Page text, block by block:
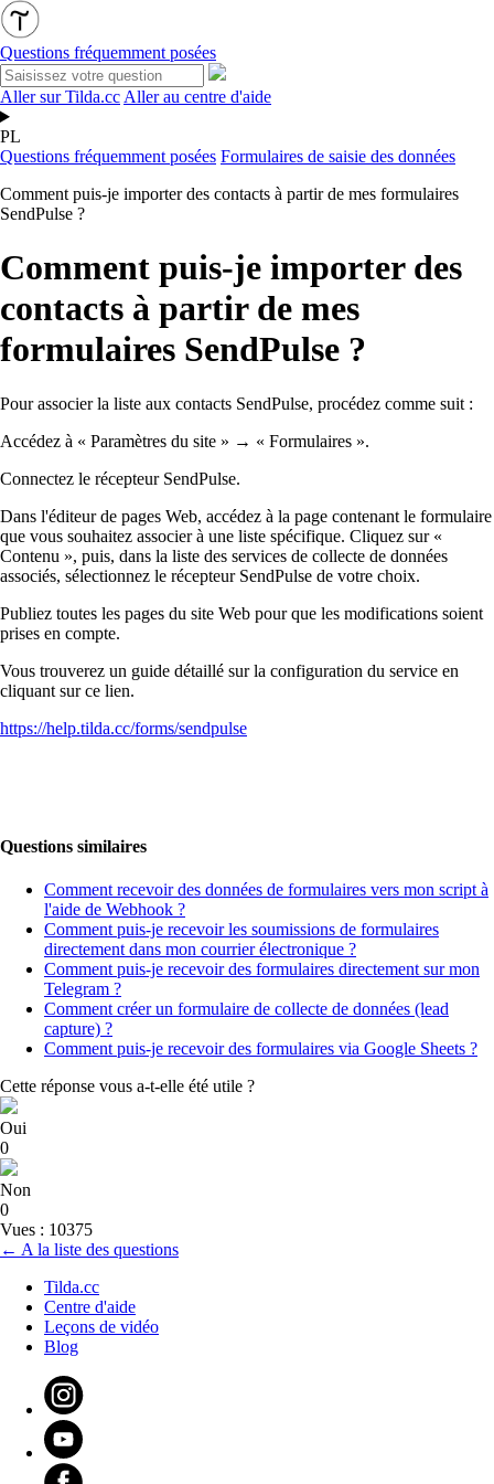
Questions fréquemment posées
Aller sur Tilda.cc Aller au centre d'aide
PL
Questions fréquemment posées Formulaires de saisie des données
Comment puis-je importer des contacts à partir de mes formulaires
SendPulse ?
Comment puis-je importer des
contacts à partir de mes
formulaires SendPulse ?
Pour associer la liste aux contacts SendPulse, procédez comme suit :
Accédez à « Paramètres du site » → « Formulaires ».
Connectez le récepteur SendPulse.
Dans l'éditeur de pages Web, accédez à la page contenant le formulaire
que vous souhaitez associer à une liste spécifique. Cliquez sur «
Contenu », puis, dans la liste des services de collecte de données
associés, sélectionnez le récepteur SendPulse de votre choix.
Publiez toutes les pages du site Web pour que les modifications soient
prises en compte.
Vous trouverez un guide détaillé sur la configuration du service en
cliquant sur ce lien.
https://help.tilda.cc/forms/sendpulse
Questions similaires
Comment recevoir des données de formulaires vers mon script à
l'aide de Webhook ?
Comment puis-je recevoir les soumissions de formulaires
directement dans mon courrier électronique ?
Comment puis-je recevoir des formulaires directement sur mon
Telegram ?
Comment créer un formulaire de collecte de données (lead
capture) ?
Comment puis-je recevoir des formulaires via Google Sheets ?
Cette réponse vous a-t-elle été utile ?
Oui
0
Non
0
Vues : 10375
← A la liste des questions
Tilda.cc
Centre d'aide
Leçons de vidéo
Blog